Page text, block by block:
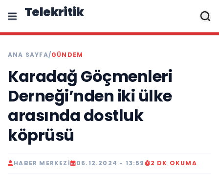
Telekritik
ANA SAYFA/GÜNDEM
Karadağ Göçmenleri
Derneği’nden iki ülke
arasında dostluk
köprüsü
HABER MERKEZI 06.12.2024 - 13:59 2 DK OKUMA